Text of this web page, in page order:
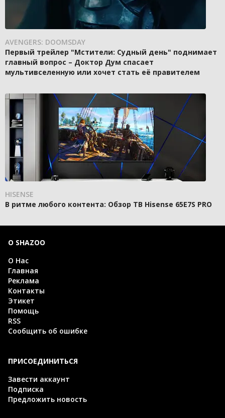
AVENGERS: DOOMSDAY
Первый трейлер "Мстители: Судный день" поднимает
главный вопрос – Доктор Дум спасает
мультивселенную или хочет стать её правителем
HISENSE
В ритме любого контента: Обзор ТВ Hisense 65E7S PRO
О SHAZOO
О Нас
Главная
Реклама
Контакты
Этикет
Помощь
RSS
Сообщить об ошибке
ПРИСОЕДИНИТЬСЯ
Завести аккаунт
Подписка
Предложить новость